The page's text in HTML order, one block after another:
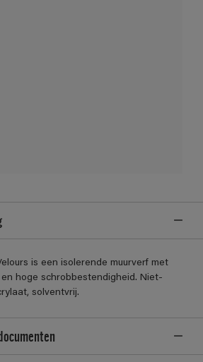
is een isolerende muurverf met
hoge schrobbestendigheid. Niet-
solventvrij.